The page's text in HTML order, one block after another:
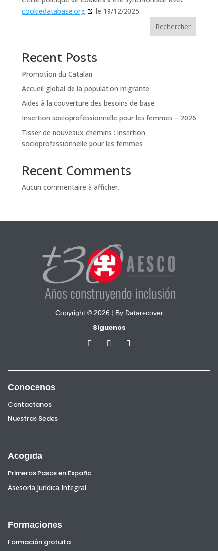
cookiedatabase.org
le 19/12/2025.
Rechercher
Recent Posts
Promotion du Catalan
Accueil global de la population migrante
Aides à la couverture des besoins de base
Insertion socioprofessionnelle pour les femmes – 2026
Tisser de nouveaux chemins : insertion
socioprofessionnelle pour les femmes
Recent Comments
Aucun commentaire à afficher.
Copyright © 2026 | By Datarecover
Siguenos
Conocenos
Contactanos
Nuestras Sedes
Acogida
Primeros Pasos en España
Asesoría Jurídica Integral
Formaciones
Formación gratuita